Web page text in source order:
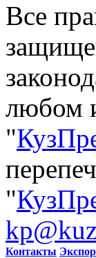
Все
любом
"
"
Контакты